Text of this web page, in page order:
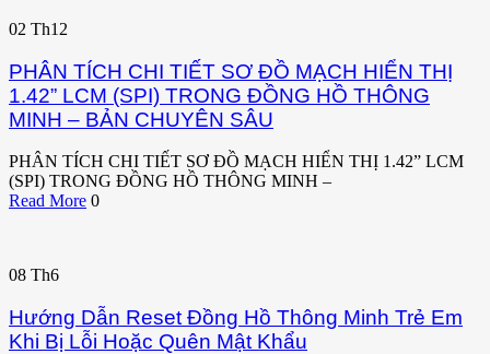
02 Th12
PHÂN TÍCH CHI TIẾT SƠ ĐỒ MẠCH HIỂN THỊ
1.42” LCM (SPI) TRONG ĐỒNG HỒ THÔNG
MINH – BẢN CHUYÊN SÂU
PHÂN TÍCH CHI TIẾT SƠ ĐỒ MẠCH HIỂN THỊ 1.42” LCM
(SPI) TRONG ĐỒNG HỒ THÔNG MINH –
Read More 0
08 Th6
Hướng Dẫn Reset Đồng Hồ Thông Minh Trẻ Em
Khi Bị Lỗi Hoặc Quên Mật Khẩu